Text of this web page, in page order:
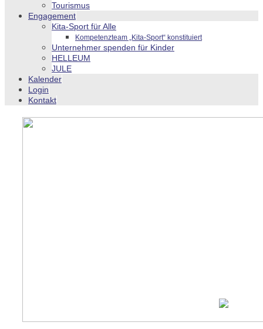
Tourismus
Engagement
Kita-Sport für Alle
Kompetenzteam „Kita-Sport“ konstituiert
Unternehmer spenden für Kinder
HELLEUM
JULE
Kalender
Login
Kontakt